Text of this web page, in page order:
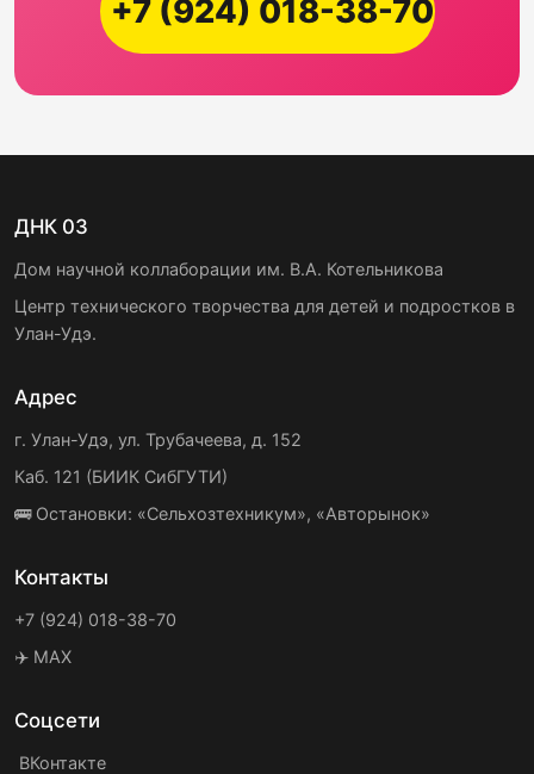
+7 (924) 018-38-70
ДНК 03
Дом научной коллаборации им. В.А. Котельникова
Центр технического творчества для детей и подростков в
Улан-Удэ.
Адрес
г. Улан-Удэ, ул. Трубачеева, д. 152
Каб. 121 (БИИК СибГУТИ)
🚌 Остановки: «Сельхозтехникум», «Авторынок»
Контакты
+7 (924) 018-38-70
✈️ MAX
Соцсети
ВКонтакте